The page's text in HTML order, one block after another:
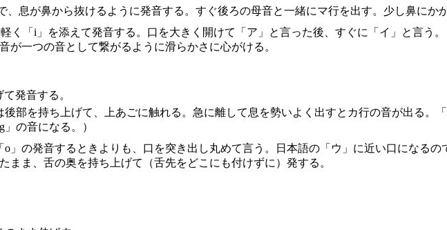
、息が鼻から抜けるように発音する。すぐ後ろの母音と一緒にマ行を出す。少し鼻にか
く「i」を添えて発音する。口を大きく開けて「ア」と言った後、すぐに「イ」と言う
が一つの音として繋がるように滑らかさに心がける。
発音する。
後部を持ち上げて、上あごに触れる。急に離して息を勢いよく出すとカ行の音が出る。
の音になる。）
o」の発音するときよりも、口を突き出し丸めて言う。日本語の「ウ」に近い口になる
まま、舌の奥を持ち上げて（舌先をどこにも付けずに）発する。